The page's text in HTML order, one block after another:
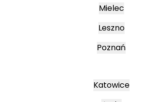
Mielec
Leszno
Poznań
Katowice